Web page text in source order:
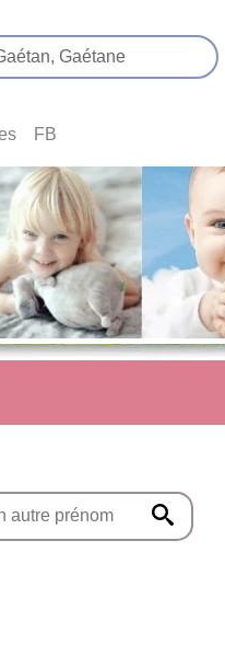
Gaétane
FB